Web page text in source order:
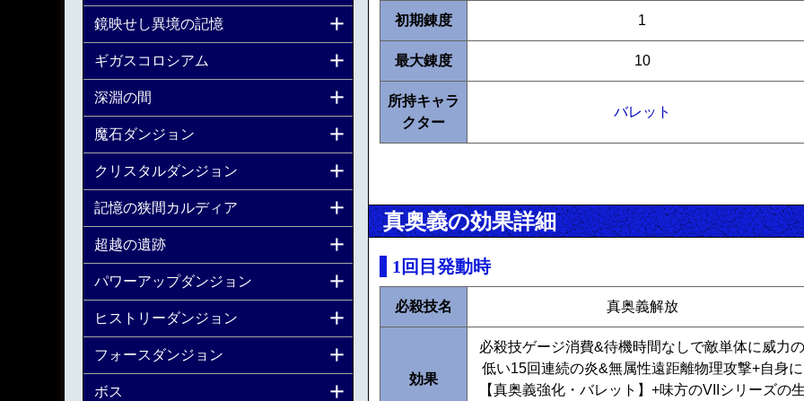
初期錬度 1
最大錬度 10
所持キャラ
クター
バレット
真奥義の効果詳細
1回目発動時
必殺技名 真奥義解放
効果
必殺技ゲージ消費&待機時間なしで敵単体に威力の
低い15回連続の炎&無属性遠距離物理攻撃+自身に
【真奥義強化・バレット】+味方のVIIシリーズの
鏡映せし異境の記憶
ギガスコロシアム
深淵の間
魔石ダンジョン
クリスタルダンジョン
記憶の狭間カルディア
超越の遺跡
パワーアップダンジョン
ヒストリーダンジョン
フォースダンジョン
ボス